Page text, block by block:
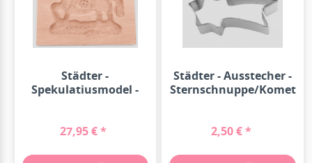
Städter -
Spekulatiusmodel -
27,95 € *
Städter - Ausstecher -
Sternschnuppe/Komet
2,50 € *